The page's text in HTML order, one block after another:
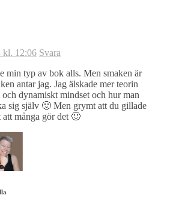
kl. 12:06 Svara
min typ av bok alls. Men smaken är
antar jag. Jag älskade mer teorin
och dynamiskt mindset och hur man
sig själv 🙂 Men grymt att du gillade
att många gör det 🙂